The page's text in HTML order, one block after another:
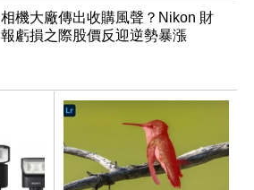
相機大廠傳出收購風聲？Nikon 財
報虧損之際股價反迎逆勢暴漲